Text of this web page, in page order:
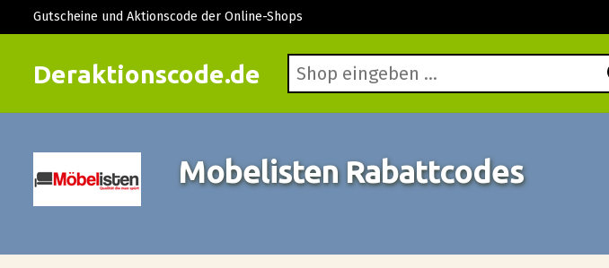
Deraktionscode.de
Gutscheine und Aktionscode der Online-Shops
Mobelisten Rabattcodes